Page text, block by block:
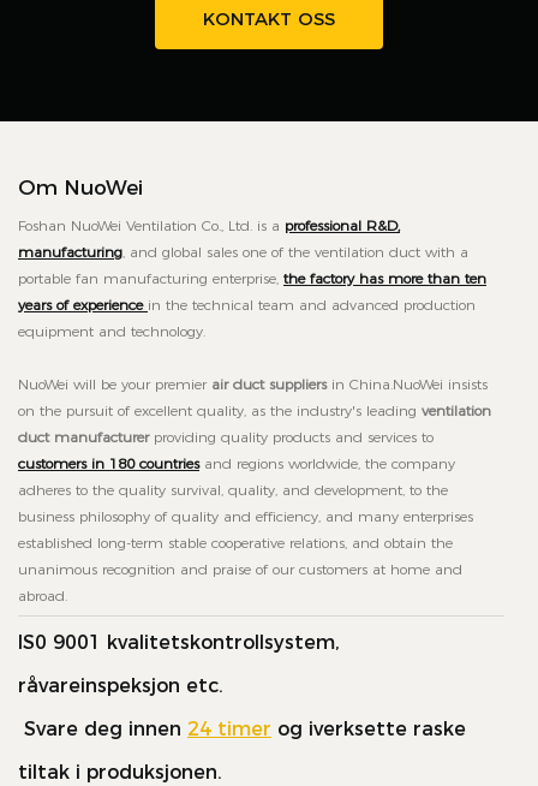
KONTAKT OSS
Om NuoWei
Foshan NuoWei Ventilation Co., Ltd. is a professional R&D,
manufacturing, and global sales one of the ventilation duct with a
portable fan manufacturing enterprise, the factory has more than ten
years of experience in the technical team and advanced production
equipment and technology.
NuoWei will be your premier air duct suppliersin China.NuoWei insists
on the pursuit of excellent quality, as the industry's leading ventilation
duct manufacturerproviding quality products and services to
customers in 180 countriesand regions worldwide, the company
adheres to the quality survival, quality, and development, to the
business philosophy of quality and efficiency, and many enterprises
established long-term stable cooperative relations, and obtain the
unanimous recognition and praise of our customers at home and
abroad.
lS0 9001 kvalitetskontrollsystem,
råvareinspeksjon etc.
Svare deg innen 24 timer og iverksette raske
tiltak i produksjonen.